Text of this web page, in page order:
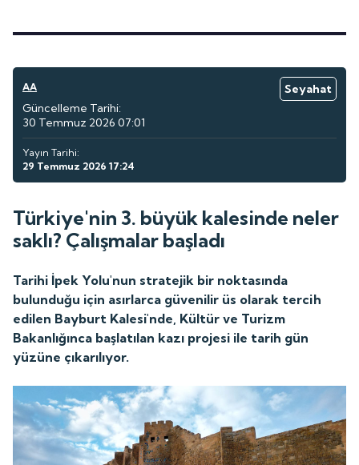
AA
Seyahat
Güncelleme Tarihi:
30 Temmuz 2026 07:01
Yayın Tarihi:
29 Temmuz 2026 17:24
Türkiye'nin 3. büyük kalesinde neler
saklı? Çalışmalar başladı
Tarihi İpek Yolu'nun stratejik bir noktasında
bulunduğu için asırlarca güvenilir üs olarak tercih
edilen Bayburt Kalesi'nde, Kültür ve Turizm
Bakanlığınca başlatılan kazı projesi ile tarih gün
yüzüne çıkarılıyor.